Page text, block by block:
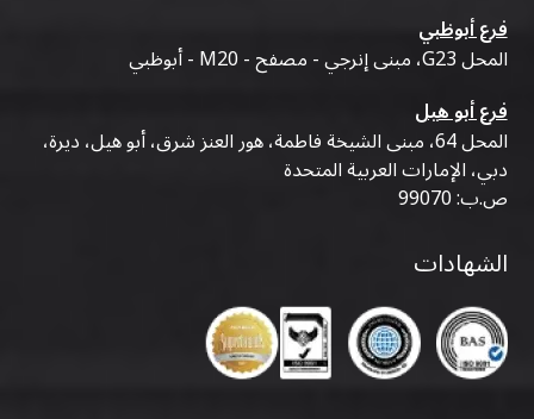
فرع أبوظبي
المحل G23، مبنى إنرجي - مصفح - M20 - أبوظبي
فرع أبو هيل
المحل 64، مبنى الشيخة فاطمة، هور العنز شرق، أبو هيل، ديرة،
دبي، الإمارات العربية المتحدة
ص.ب: 99070
الشهادات